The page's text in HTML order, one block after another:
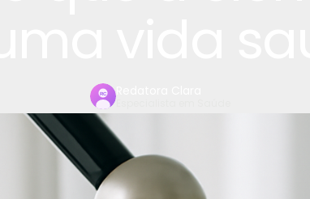
Redatora Clara
Especialista em Saúde